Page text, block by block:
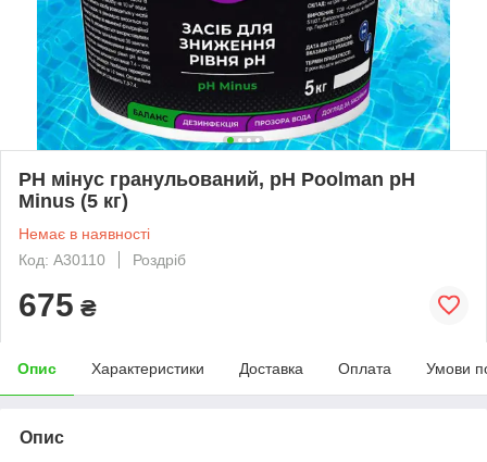
PH мінус гранульований, pH Poolman pH
Minus (5 кг)
Немає в наявності
Код: A30110
Роздріб
675 ₴
Опис Характеристики Доставка Оплата Умови
Опис